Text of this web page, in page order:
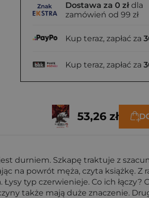
Dostawa za 0 zł dla
zamówień od 99 zł
Kup teraz, zapłać za
Kup teraz, zapłać za
53,26 zł
durniem. Szkapę traktuje z
na powrót męża, czyta książkę. Z
typ czerwienieje. Co ich łączy?
także mają duże znaczenie.